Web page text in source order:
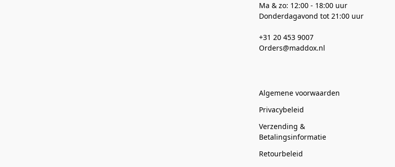
Ma & zo: 12:00 - 18:00 uur
Donderdagavond tot 21:00 uur
+31 20 453 9007
Orders@maddox.nl
Algemene voorwaarden
Privacybeleid
Verzending &
Betalingsinformatie
Retourbeleid